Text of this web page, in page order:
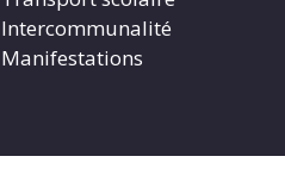
Intercommunalité
Manifestations